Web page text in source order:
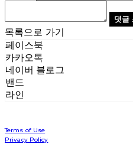
댓글
목록으로 가기
페이스북
카카오톡
네이버 블로그
밴드
라인
Terms of Use
Privacy Policy